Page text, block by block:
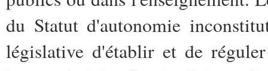
du Statut d'autonomie
législative d'établir et de